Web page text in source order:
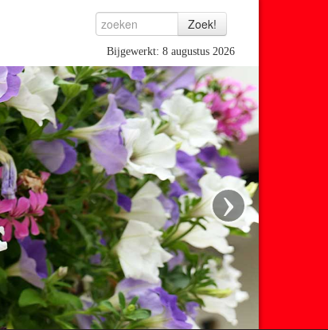
Bijgewerkt: 8 augustus 2026
›